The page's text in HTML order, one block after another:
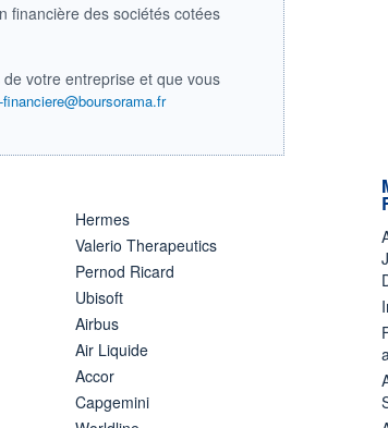
financière des sociétés cotées
votre entreprise et que vous
financiere@boursorama.fr
Hermes
Valerio Therapeutics
Pernod Ricard
Ubisoft
Airbus
Air Liquide
Accor
Capgemini